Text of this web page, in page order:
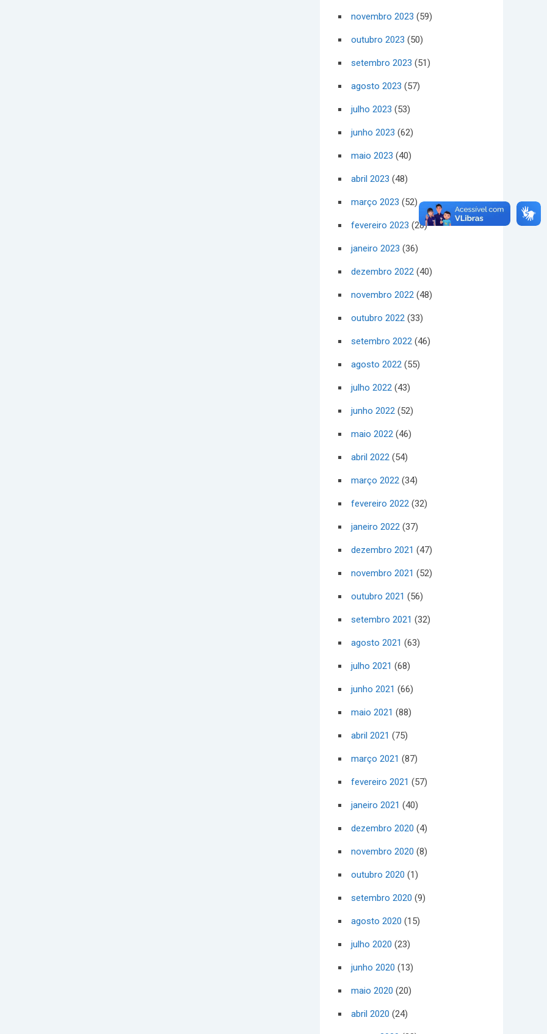
novembro 2023 (59)
outubro 2023 (50)
setembro 2023 (51)
agosto 2023 (57)
julho 2023 (53)
junho 2023 (62)
maio 2023 (40)
abril 2023 (48)
março 2023 (52)
fevereiro 2023 (28)
janeiro 2023 (36)
dezembro 2022 (40)
novembro 2022 (48)
outubro 2022 (33)
setembro 2022 (46)
agosto 2022 (55)
julho 2022 (43)
junho 2022 (52)
maio 2022 (46)
abril 2022 (54)
março 2022 (34)
fevereiro 2022 (32)
janeiro 2022 (37)
dezembro 2021 (47)
novembro 2021 (52)
outubro 2021 (56)
setembro 2021 (32)
agosto 2021 (63)
julho 2021 (68)
junho 2021 (66)
maio 2021 (88)
abril 2021 (75)
março 2021 (87)
fevereiro 2021 (57)
janeiro 2021 (40)
dezembro 2020 (4)
novembro 2020 (8)
outubro 2020 (1)
setembro 2020 (9)
agosto 2020 (15)
julho 2020 (23)
junho 2020 (13)
maio 2020 (20)
abril 2020 (24)